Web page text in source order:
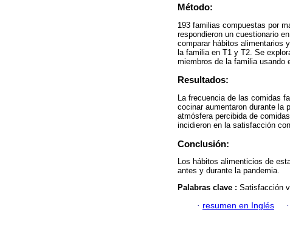
Método:
193 familias compuestas por
respondieron un cuestionario
comparar hábitos alimentarios
la familia en T1 y T2. Se
miembros de la familia usando
Resultados:
La frecuencia de las comidas
cocinar aumentaron durante la
atmósfera percibida de
incidieron en la satisfacción
Conclusión:
Los hábitos alimenticios de
antes y durante la pandemia.
Palabras clave : Satisfacción
· resumen en Inglés ·